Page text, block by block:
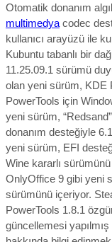
Otomatik donanım
multimedya codec
kullanıcı arayüzü ile
Kubuntu tabanlı bir
11.25.09.1 sürümü
olan yeni sürüm, KDE
PowerTools için
yeni sürüm,
donanım desteğiyle
yeni sürüm, EFI
Wine kararlı
OnlyOffice 9 gibi yeni
sürümünü içeriyor.
PowerTools 1.8.1
güncellemesi